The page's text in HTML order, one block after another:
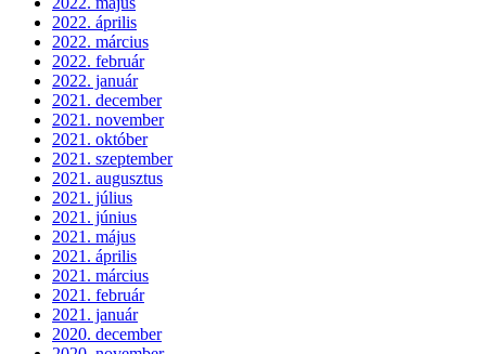
2022. április
2022. március
2022. február
2022. január
2021. december
2021. november
2021. október
2021. szeptember
2021. augusztus
2021. július
2021. június
2021. május
2021. április
2021. március
2021. február
2021. január
2020. december